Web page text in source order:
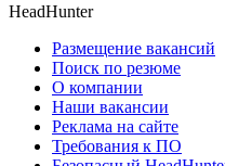
HeadHunter
Размещение вакансий
Поиск по резюме
О компании
Наши вакансии
Реклама на сайте
Требования к ПО